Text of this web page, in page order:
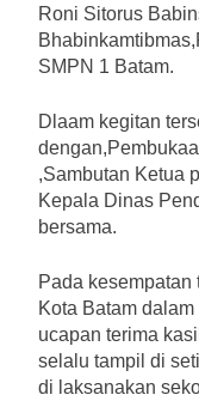
Roni Sitorus
SMPN 1 Batam.
Dlaam kegitan
,Sambutan Ketua
Kepala Dinas
bersama.
Pada
Kota Batam
ucapan terima
selalu tampil di
di laksanakan